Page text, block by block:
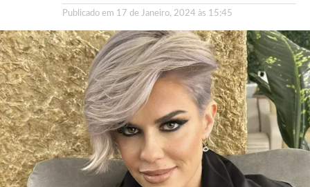
Publicado em 17 de Janeiro, 2024 às 15:45